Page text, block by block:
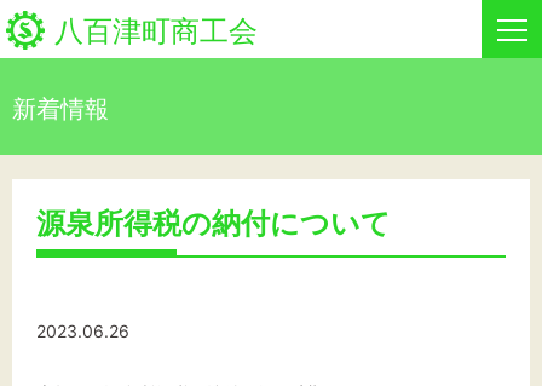
八百津町商工会
事業者・創業者の方へ
新着情報
源泉所得税の納付について
2023.06.26